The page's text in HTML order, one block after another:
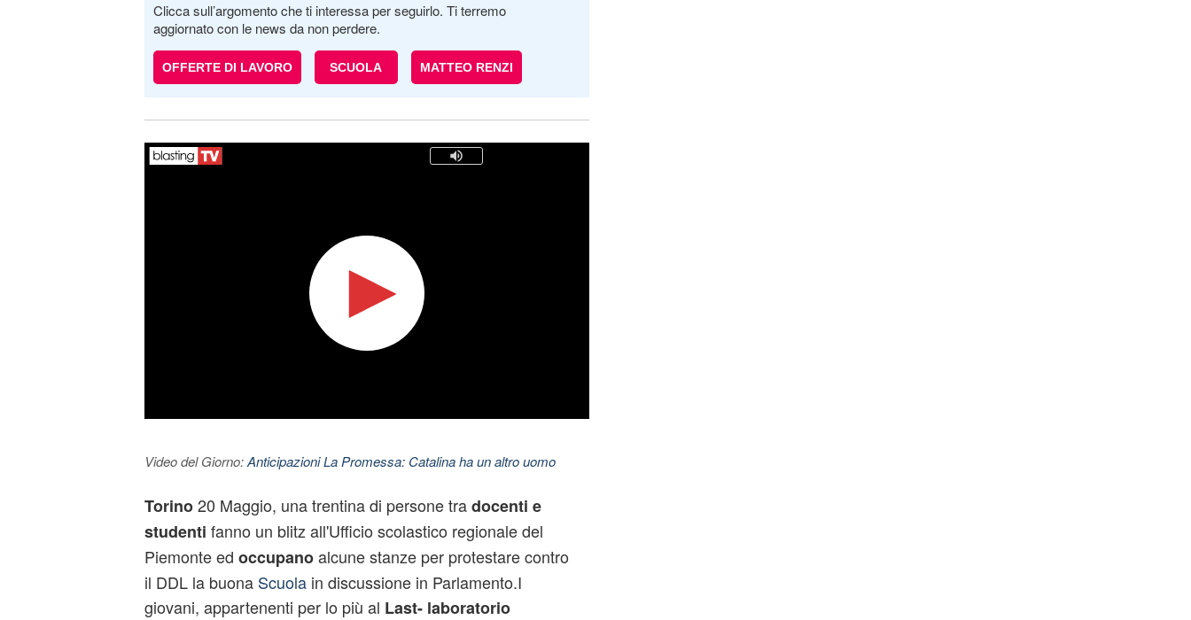
Clicca sull’argomento che ti interessa per seguirlo. Ti terremo
aggiornato con le news da non perdere.
OFFERTE DI LAVORO SCUOLA MATTEO RENZI
Video del Giorno:Anticipazioni La Promessa: Catalina ha un altro uomo
Torino20 Maggio, una trentina di persone tradocenti e
studenti fanno un blitz all'Ufficio scolastico regionale del
Piemonte ed occupanoalcune stanze per protestare contro
il DDL la buona Scuolain discussione in Parlamento.I
giovani, appartenenti per lo più al Last- laboratorio